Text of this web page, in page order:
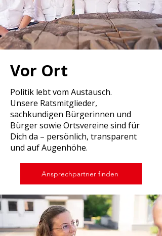
Vor Ort
Politik lebt vom Austausch.
Unsere Ratsmitglieder,
sachkundigen Bürgerinnen und
Bürger sowie Ortsvereine sind für
Dich da – persönlich, transparent
und auf Augenhöhe.
Ansprechpartner finden